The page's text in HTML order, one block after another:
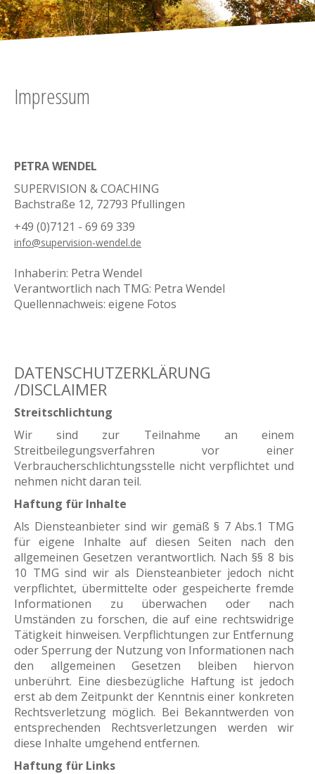
Impressum
PETRA WENDEL
SUPERVISION & COACHING
Bachstraße 12, 72793 Pfullingen
+49 (0)7121 - 69 69 339
info@supervision-wendel.de
Inhaberin: Petra Wendel
Verantwortlich nach TMG: Petra Wendel
Quellennachweis: eigene Fotos
DATENSCHUTZERKLÄRUNG
/DISCLAIMER
Streitschlichtung
Wir sind zur Teilnahme an einem
Streitbeilegungsverfahren vor einer
Verbraucherschlichtungsstelle nicht verpflichtet und
nehmen nicht daran teil.
Haftung für Inhalte
Als Diensteanbieter sind wir gemäß § 7 Abs.1 TMG
für eigene Inhalte auf diesen Seiten nach den
allgemeinen Gesetzen verantwortlich. Nach §§ 8 bis
10 TMG sind wir als Diensteanbieter jedoch nicht
verpflichtet, übermittelte oder gespeicherte fremde
Informationen zu überwachen oder nach
Umständen zu forschen, die auf eine rechtswidrige
Tätigkeit hinweisen. Verpflichtungen zur Entfernung
oder Sperrung der Nutzung von Informationen nach
den allgemeinen Gesetzen bleiben hiervon
unberührt. Eine diesbezügliche Haftung ist jedoch
erst ab dem Zeitpunkt der Kenntnis einer konkreten
Rechtsverletzung möglich. Bei Bekanntwerden von
entsprechenden Rechtsverletzungen werden wir
diese Inhalte umgehend entfernen.
Haftung für Links